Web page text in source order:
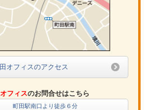
オフィスのアクセス
フィスのお問合せはこちら
町田駅南口より徒歩６分